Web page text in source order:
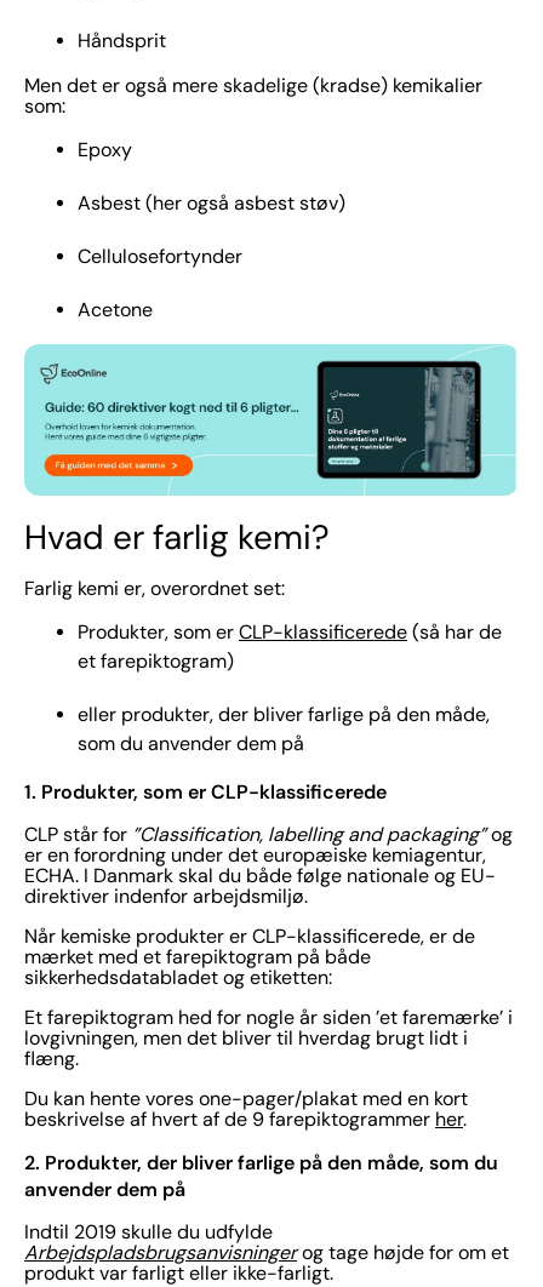
Håndsprit
Men det er også mere skadelige (kradse) kemikalier
som:
Epoxy
Asbest (her også asbest støv)
Cellulosefortynder
Acetone
Hvad er farlig kemi?
Farlig kemi er, overordnet set:
Produkter, som er CLP-klassificerede (så har de
et farepiktogram)
eller produkter, der bliver farlige på den måde,
som du anvender dem på
1. Produkter, som er CLP-klassificerede
CLP står for ”Classification, labelling and packaging”og
er en forordning under det europæiske kemiagentur,
ECHA. I Danmark skal du både følge nationale og EU-
direktiver indenfor arbejdsmiljø.
Når kemiske produkter er CLP-klassificerede, er de
mærket med et farepiktogram på både
sikkerhedsdatabladet og etiketten:
Et farepiktogram hed for nogle år siden ’et faremærke’ i
lovgivningen, men det bliver til hverdag brugt lidt i
flæng.
Du kan hente vores one-pager/plakat med en kort
beskrivelse af hvert af de 9 farepiktogrammer her.
2. Produkter, der bliver farlige på den måde, som du
anvender dem på
Indtil 2019 skulle du udfylde
Arbejdspladsbrugsanvisningerog tage højde for om et
produkt var farligt eller ikke-farligt.